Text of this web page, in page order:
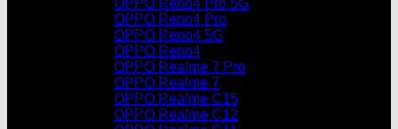
OPPO Reno4 Pro 5G
OPPO Reno4 Pro
OPPO Reno4 5G
OPPO Reno4
OPPO Realme 7 Pro
OPPO Realme 7
OPPO Realme C15
OPPO Realme C12